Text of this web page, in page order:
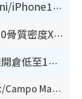
豐澤優惠勁減低至44折！Mac mini/iPhone17Pro大減價！廚房家電$220起
港大推賽馬會強化骨骼計劃！$100骨質密度X光檢查 完成免費運動訓練送超市禮券！附參加資格
開倉優惠 | 尖沙咀海港城名牌波鞋開倉低至1折！On鞋$899起／Joy&Peace鞋履$98起
開倉優惠｜銅鑼灣時代廣場Doughnut/Campo Marzio開倉低至1折！背囊、書包、手袋劈價$200起